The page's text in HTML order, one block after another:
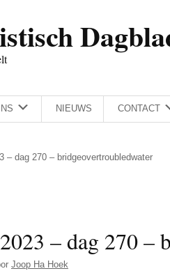
NIEUWS CONTACT
– dag 270 – bridgeovertroubledwater
– dag 270 –
Joop Ha Hoek